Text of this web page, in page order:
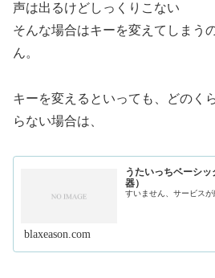
声は出るけどしっくりこない
そんな場合はキーを変えてしまう
ん。
キーを変えるといっても、どのく
らない場合は、
うたいっちベーシ
器）
すいません、サービスが
blaxeason.com